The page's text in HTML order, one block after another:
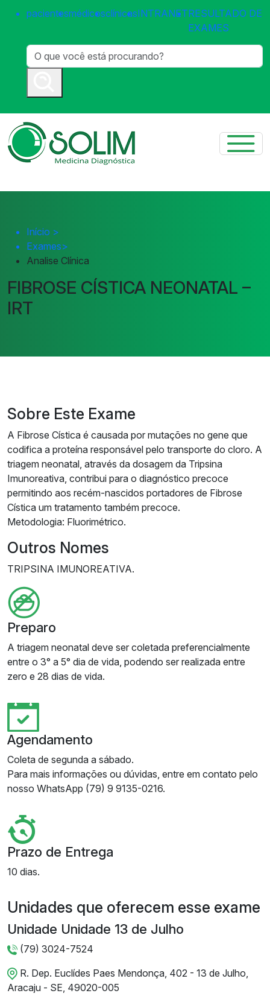
pacientesmédicosclínicasINTRANETRESULTADO DE
EXAMES
Início >
Exames>
Analise Clínica
FIBROSE CÍSTICA NEONATAL –
IRT
Sobre Este Exame
A Fibrose Cística é causada por mutações no gene que
codifica a proteína responsável pelo transporte do cloro. A
triagem neonatal, através da dosagem da Tripsina
Imunoreativa, contribui para o diagnóstico precoce
permitindo aos recém-nascidos portadores de Fibrose
Cística um tratamento também precoce.
Metodologia: Fluorimétrico.
Outros Nomes
TRIPSINA IMUNOREATIVA.
Preparo
A triagem neonatal deve ser coletada preferencialmente
entre o 3° a 5° dia de vida, podendo ser realizada entre
zero e 28 dias de vida.
Agendamento
Coleta de segunda a sábado.
Para mais informações ou dúvidas, entre em contato pelo
nosso WhatsApp (79) 9 9135-0216.
Prazo de Entrega
10 dias.
Unidades que oferecem esse exame
Unidade Unidade 13 de Julho
(79) 3024-7524
R. Dep. Euclídes Paes Mendonça, 402 - 13 de Julho,
Aracaju - SE, 49020-005